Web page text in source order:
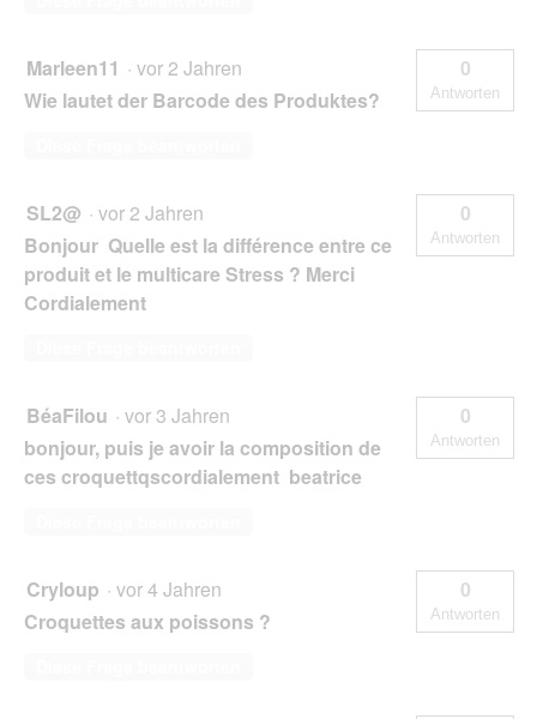
Marleen11 · vor 2 Jahren
Wie lautet der Barcode des Produktes?
0
Antworten
SL2@ · vor 2 Jahren
Bonjour Quelle est la différence entre ce
produit et le multicare Stress ? Merci
Cordialement
0
Antworten
BéaFilou · vor 3 Jahren
bonjour, puis je avoir la composition de
ces croquettqscordialement beatrice
0
Antworten
Cryloup · vor 4 Jahren
Croquettes aux poissons ?
0
Antworten